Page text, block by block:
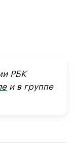
РБК
и в группе